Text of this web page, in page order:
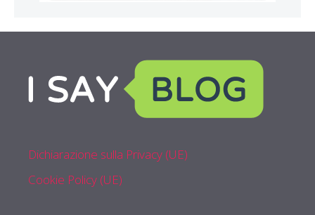
Dichiarazione sulla Privacy (UE)
Cookie Policy (UE)